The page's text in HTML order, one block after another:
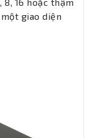
giao diện